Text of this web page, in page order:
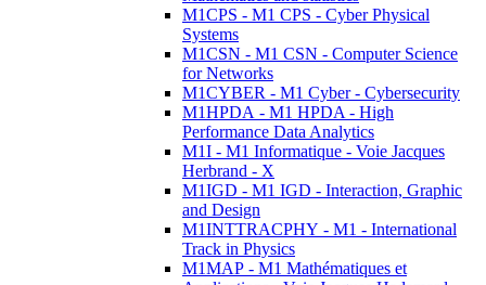
M1CPS - M1 CPS - Cyber Physical
Systems
M1CSN - M1 CSN - Computer Science
for Networks
M1CYBER - M1 Cyber - Cybersecurity
M1HPDA - M1 HPDA - High
Performance Data Analytics
M1I - M1 Informatique - Voie Jacques
Herbrand - X
M1IGD - M1 IGD - Interaction, Graphic
and Design
M1INTTRACPHY - M1 - International
Track in Physics
M1MAP - M1 Mathématiques et